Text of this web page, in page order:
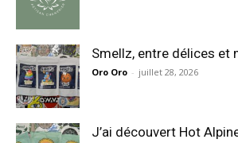
Smellz, entre délices et
Oro Oro - juillet 28, 2026
J’ai découvert Hot